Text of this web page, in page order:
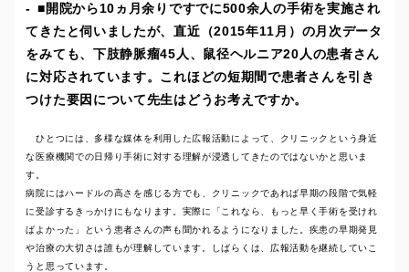
■開院から10ヵ月余りですでに500余人の手術を実施され
てきたと伺いましたが、直近（2015年11月）の月次データ
をみても、下肢静脈瘤45人、鼠径ヘルニア20人の患者さん
に対応されています。これほどの短期間で患者さんを引き
つけた要因について先生はどうお考えですか。
ひとつには、多様な媒体を利用した広報活動によって、クリニックという身近
な医療機関での日帰り手術に対する理解が浸透してきたのではないかと思いま
す。
病院にはハードルの高さを感じる方でも、クリニックであれば早期の段階で気軽
に受診するきっかけにもなります。実際に「これなら、もっと早く手術を受けれ
ばよかった」という患者さんの声も聞かれるようになりました。疾患の早期発見
や治療の大切さは誰もが理解しています。しばらくは、広報活動を継続していこ
うと思っています。